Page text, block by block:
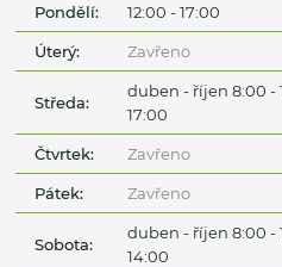
Pondělí: 12:00 - 17:00
Úterý: Zavřeno
Středa:
duben - říjen 8:00 -
17:00
Čtvrtek: Zavřeno
Pátek: Zavřeno
Sobota:
duben - říjen 8:00 -
14:00